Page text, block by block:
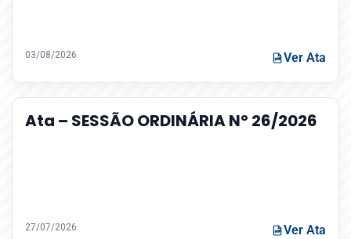
03/08/2026 Ver Ata
Ata – SESSÃO ORDINÁRIA Nº 26/2026
27/07/2026 Ver Ata